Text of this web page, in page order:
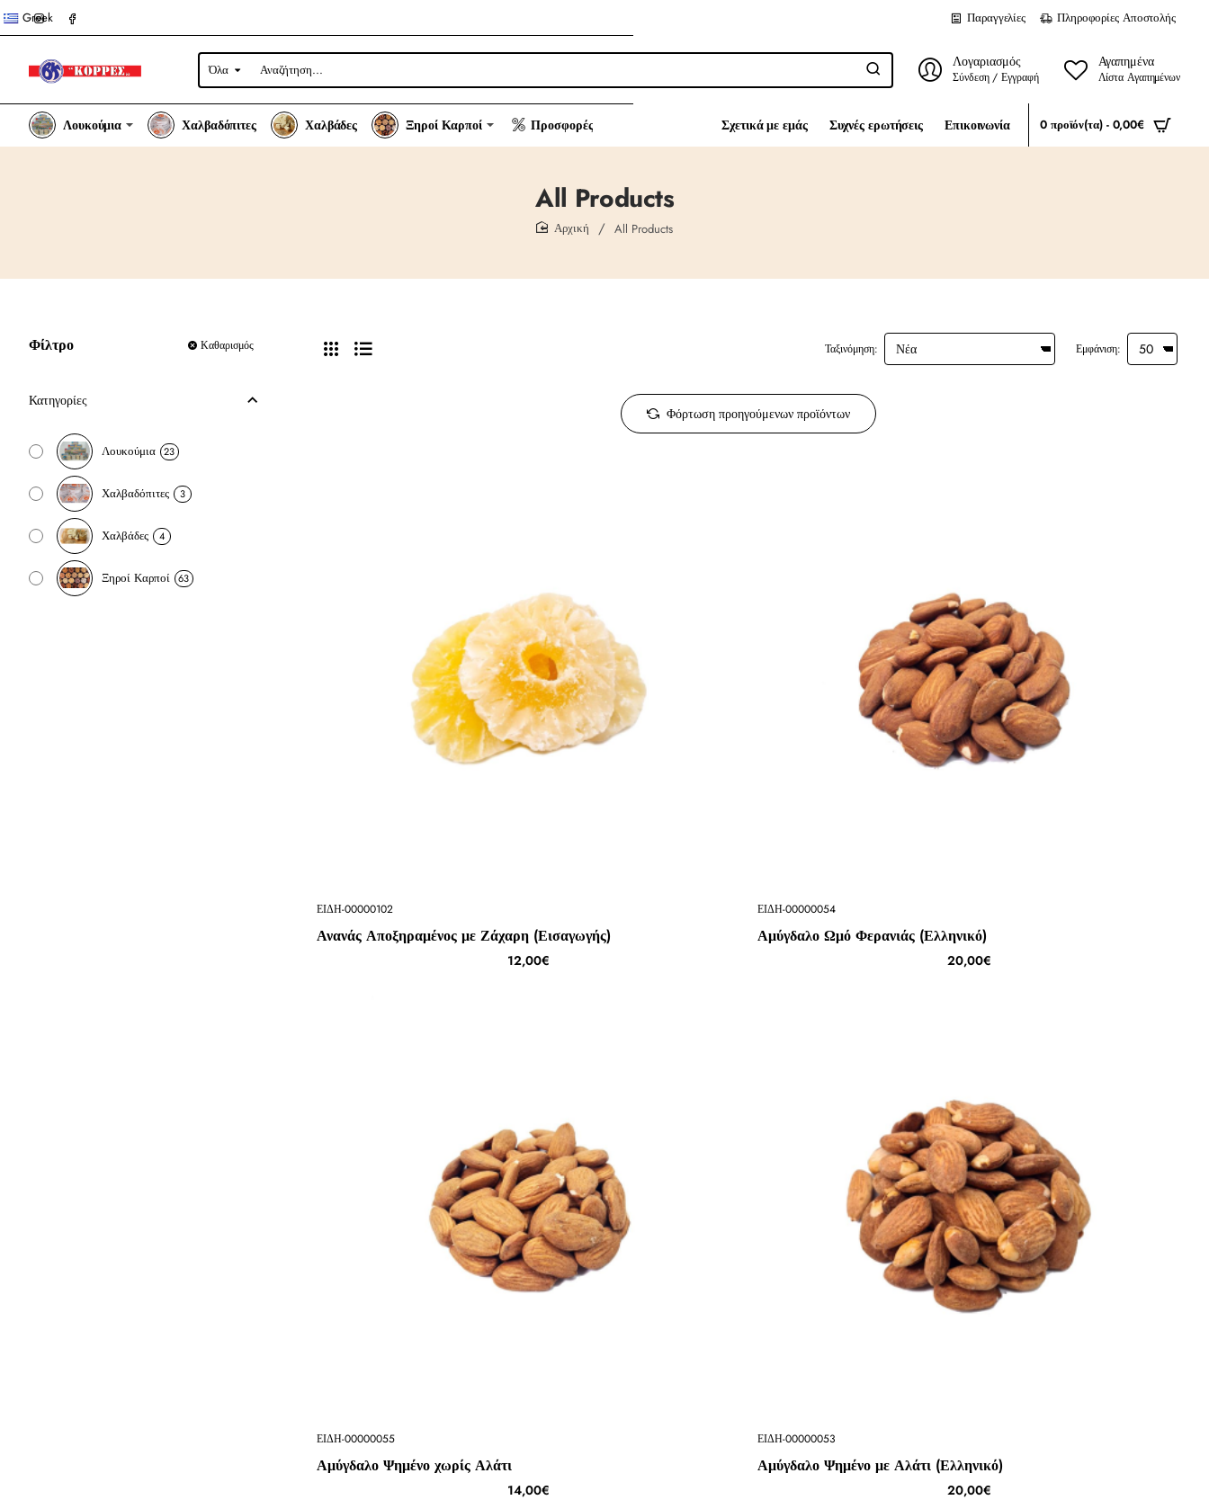
Greek Παραγγελίες Πληροφορίες Αποστολής
Όλα
Αναζήτηση...
Λογαριασμός
Σύνδεση / Εγγραφή
Αγαπημένα
Λίστα Αγαπημένων
Λουκούμια Χαλβαδόπιτες Χαλβάδες Ξηροί Καρποί Προσφορές Σχετικά με εμάς Συχνές ερωτήσεις Επικοινωνία 0 προϊόν(τα) - 0,00€
All Products
All Products
Φίλτρο Καθαρισμός
Κατηγορίες
Λουκούμια 23
Χαλβαδόπιτες 3
Χαλβάδες 4
Ξηροί Καρποί 63
Ταξινόμηση: Εμφάνιση:
Φόρτωση προηγούμενων προϊόντων
ΕΙΔΗ-00000102
Ανανάς Αποξηραμένος με Ζάχαρη (Εισαγωγής)
12,00€
ΕΙΔΗ-00000054
Αμύγδαλο Ωμό Φερανιάς (Ελληνικό)
20,00€
ΕΙΔΗ-00000055
Αμύγδαλο Ψημένο χωρίς Αλάτι
14,00€
ΕΙΔΗ-00000053
Αμύγδαλο Ψημένο με Αλάτι (Ελληνικό)
20,00€